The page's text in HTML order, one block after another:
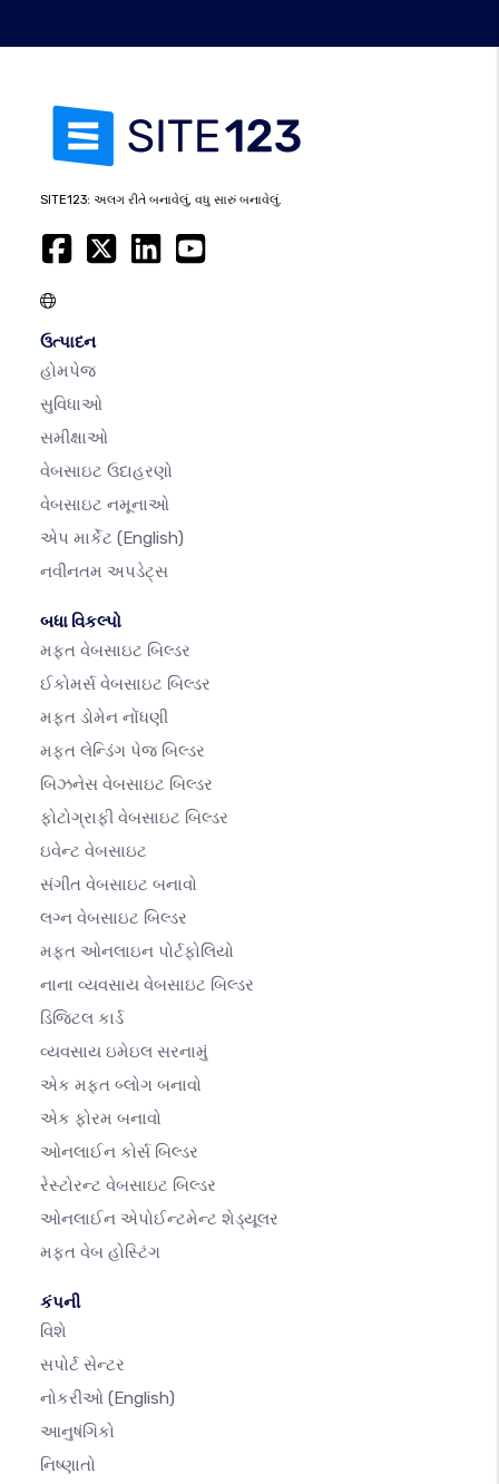
SITE123: અલગ રીતે બનાવેલું, વધુ સારું બનાવેલું.
ઉત્પાદન
હોમપેજ
સુવિધાઓ
સમીક્ષાઓ
વેબસાઇટ ઉદાહરણો
વેબસાઇટ નમૂનાઓ
એપ માર્કેટ (English)
નવીનતમ અપડેટ્સ
બધા વિકલ્પો
મફત વેબસાઇટ બિલ્ડર
ઈકોમર્સ વેબસાઇટ બિલ્ડર
મફત ડોમેન નોંધણી
મફત લેન્ડિંગ પેજ બિલ્ડર
બિઝનેસ વેબસાઇટ બિલ્ડર
ફોટોગ્રાફી વેબસાઇટ બિલ્ડર
ઇવેન્ટ વેબસાઇટ
સંગીત વેબસાઇટ બનાવો
લગ્ન વેબસાઇટ બિલ્ડર
મફત ઓનલાઇન પોર્ટફોલિયો
નાના વ્યવસાય વેબસાઇટ બિલ્ડર
ડિજિટલ કાર્ડ
વ્યવસાય ઇમેઇલ સરનામું
એક મફત બ્લોગ બનાવો
એક ફોરમ બનાવો
ઓનલાઈન કોર્સ બિલ્ડર
રેસ્ટોરન્ટ વેબસાઇટ બિલ્ડર
ઓનલાઈન એપોઈન્ટમેન્ટ શેડ્યૂલર
મફત વેબ હોસ્ટિંગ
કંપની
વિશે
સપોર્ટ સેન્ટર
નોકરીઓ (English)
આનુષંગિકો
નિષ્ણાતો